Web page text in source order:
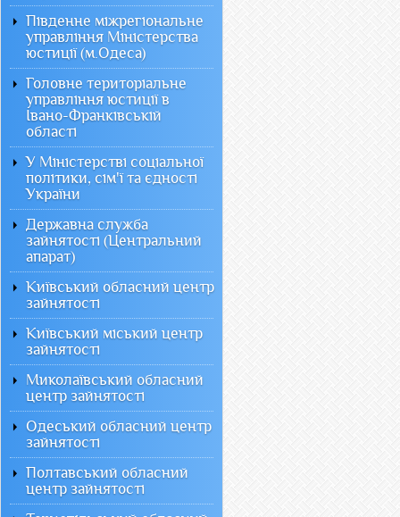
Південне міжрегіональне
управління Міністерства
юстиції (м.Одеса)
Головне територіальне
управління юстиції в
Івано-Франківській
області
У Міністерстві соціальної
політики, сім'ї та єдності
України
Державна служба
зайнятості (Центральний
апарат)
Київський обласний центр
зайнятості
Київський міський центр
зайнятості
Миколаївський обласний
центр зайнятості
Одеський обласний центр
зайнятості
Полтавський обласний
центр зайнятості